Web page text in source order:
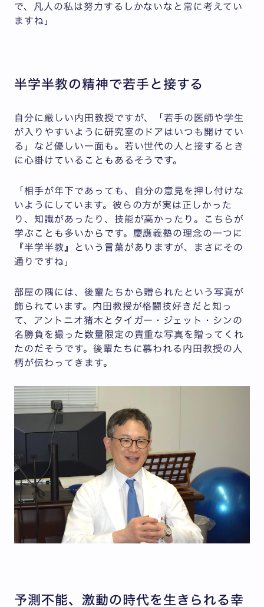
で、凡人の私は努力するしかないなと常に考えてい
ますね」
半学半教の精神で若手と接する
自分に厳しい内田教授ですが、「若手の医師や学生
が入りやすいように研究室のドアはいつも開けてい
る」など優しい一面も。若い世代の人と接するとき
に心掛けていることもあるそうです。
「相手が年下であっても、自分の意見を押し付けな
いようにしています。彼らの方が実は正しかった
り、知識があったり、技能が高かったり。こちらが
学ぶことも多いからです。慶應義塾の理念の一つに
『半学半教』という言葉がありますが、まさにその
通りですね」
部屋の隅には、後輩たちから贈られたという写真が
飾られています。内田教授が格闘技好きだと知っ
て、アントニオ猪木とタイガー・ジェット・シンの
名勝負を撮った数量限定の貴重な写真を贈ってくれ
たのだそうです。後輩たちに慕われる内田教授の人
柄が伝わってきます。
予測不能、激動の時代を生きられる幸